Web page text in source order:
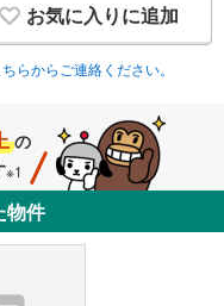
お気に入りに追加
らからご連絡ください。
の
※1
物件